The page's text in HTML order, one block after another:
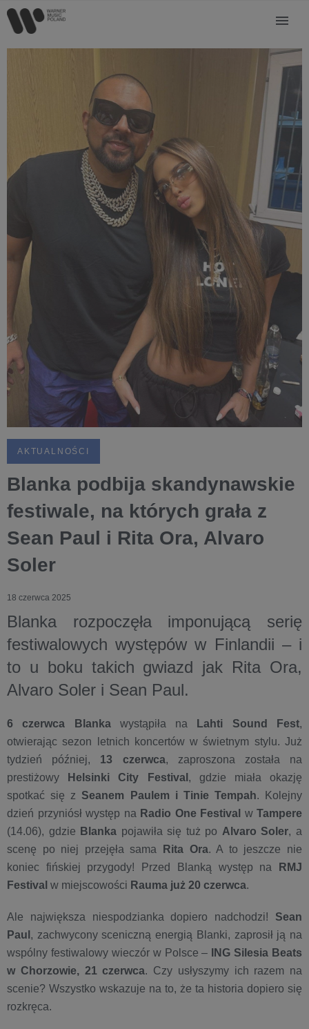
AKTUALNOŚCI
Blanka podbija skandynawskie
festiwale, na których grała z
Sean Paul i Rita Ora, Alvaro
Soler
18 czerwca 2025
Blanka rozpoczęła imponującą serię
festiwalowych występów w Finlandii – i
to u boku takich gwiazd jak Rita Ora,
Alvaro Soler i Sean Paul.
6 czerwca Blankawystąpiła na Lahti Sound Fest,
otwierając sezon letnich koncertów w świetnym stylu. Już
tydzień później, 13 czerwca, zaproszona została na
prestiżowy
Helsinki City Festival , gdzie miała okazję
spotkać się z Seanem Paulem i Tinie Tempah. Kolejny
dzień przyniósł występ na Radio One Festival w Tampere
(14.06), gdzie Blanka pojawiła się tuż po Alvaro Soler, a
scenę po niej przejęła sama
Rita Ora. A to jeszcze nie
koniec fińskiej przygody! Przed Blanką występ na
RMJ
Festival w miejscowości Rauma już 20 czerwca.
Ale największa niespodzianka dopiero nadchodzi! Sean
Paul , zachwycony sceniczną energią Blanki, zaprosił ją na
wspólny festiwalowy wieczór w Polsce –
ING Silesia Beats
w Chorzowie, 21 czerwca. Czy usłyszymy ich razem na
scenie? Wszystko wskazuje na to, że ta historia dopiero się
rozkręca.